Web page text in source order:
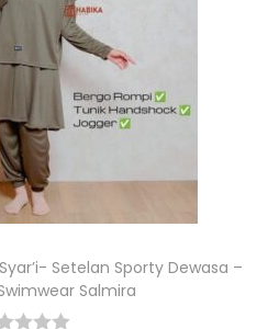
Setelan Sporty Dewasa –
Salmira